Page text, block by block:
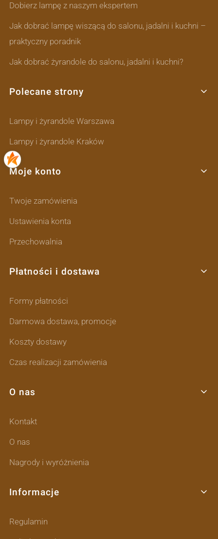
Dobierz lampę z naszym ekspertem
Jak dobrać lampę wiszącą do salonu, jadalni i kuchni –
praktyczny poradnik
Jak dobrać żyrandole do salonu, jadalni i kuchni?
Polecane strony
Lampy i żyrandole Warszawa
Lampy i żyrandole Kraków
Moje konto
Twoje zamówienia
Ustawienia konta
Przechowalnia
Płatności i dostawa
Formy płatności
Darmowa dostawa, promocje
Koszty dostawy
Czas realizacji zamówienia
O nas
Kontakt
O nas
Nagrody i wyróżnienia
Informacje
Regulamin